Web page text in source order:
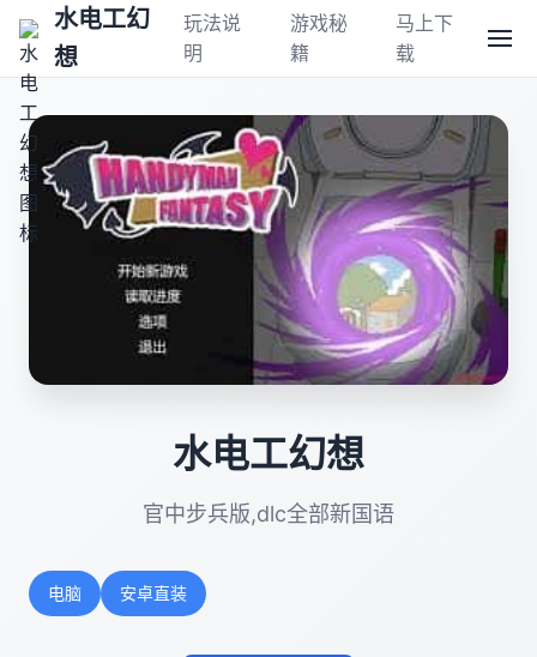
水电工幻
想
玩法说
明
游戏秘
籍
马上下
载
水电工幻想
官中步兵版,dlc全部新国语
电脑 安卓直装